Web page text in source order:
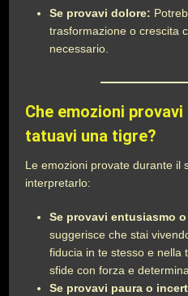
Se provavi dolore:
trasformazione o crescita
necessario.
Che emozioni
tatuavi una tigre?
Le emozioni provate durante il
interpretarlo:
Se provavi entusiasmo
suggerisce che stai
fiducia in te stesso e nella
sfide con forza e
Se provavi paura o